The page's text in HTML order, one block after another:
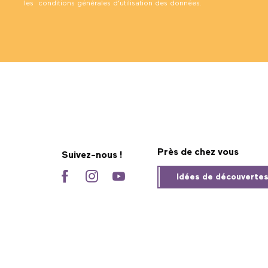
les conditions générales d’utilisation des données.
Suivez-nous ! Près de chez vous
Idées de découvertes